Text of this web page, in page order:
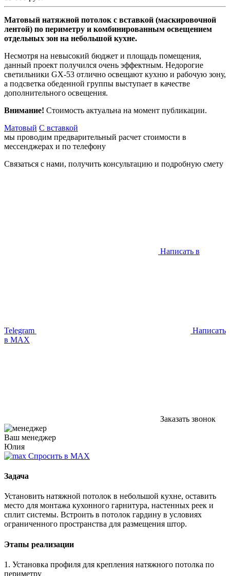
Матовый натяжной потолок с вставкой (маскировочной
лентой) по периметру и комбинированным освещением
отдельных зон на небольшой кухне.
Несмотря на невысокий бюджет и площадь помещения,
данный проект получился очень эффектным. Недорогие
светильники GX-53 отлично освещают кухню и рабочую зону,
а подсветка обеденной группы выступает в качестве
дополнительного освещения.
Внимание! Стоимость актуальна на момент публикации.
Матовый С вставкой
мы проводим предварительный расчет стоимости в
мессенджерах и по телефону
Связаться с нами, получить консультацию и подробную смету
Написать в
Telegram
Написать
в MAX
Заказать звонок
Ваш менеджер
Юлия
Спросить в MAX
Задача
Установить натяжной потолок в небольшой кухне, оставить
место для монтажа кухонного гарнитура, настенных реек и
сплит системы. Встроить в потолок гардину в условиях
ограниченного пространства для размещения штор.
Этапы реализации
1. Установка профиля для крепления натяжного потолка по
периметру